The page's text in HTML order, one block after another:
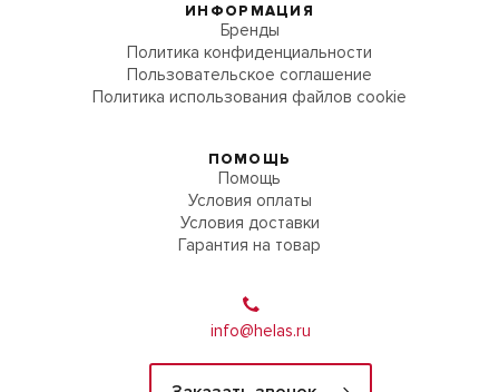
ИНФОРМАЦИЯ
Бренды
Политика конфиденциальности
Пользовательское соглашение
Политика использования файлов cookie
ПОМОЩЬ
Помощь
Условия оплаты
Условия доставки
Гарантия на товар
info@helas.ru